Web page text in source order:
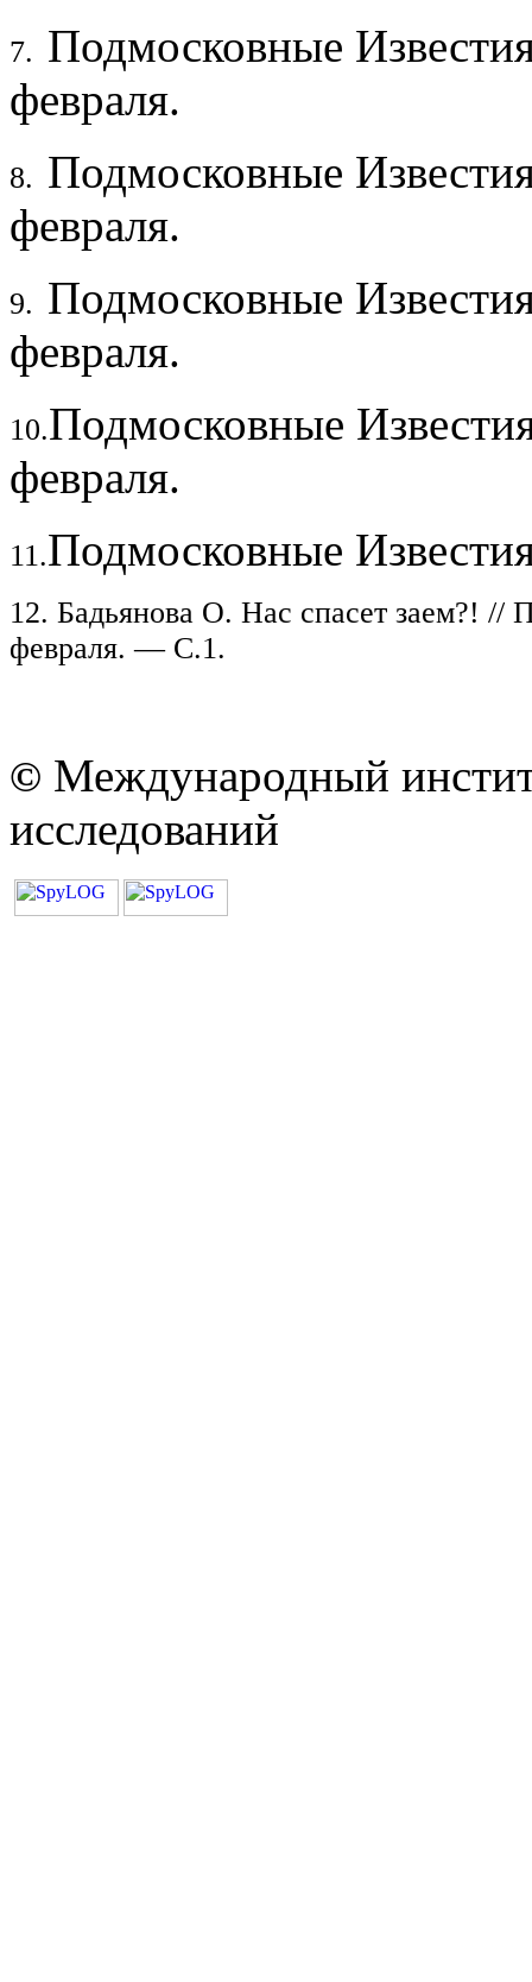
7. Подмосковные
февраля.
8. Подмосковные
февраля.
9. Подмосковные
февраля.
10.Подмосковные
февраля.
11.Подмосковные
12. Бадьянова О. Нас спасет заем?!
февраля. — С.1.
© Международный
исследований